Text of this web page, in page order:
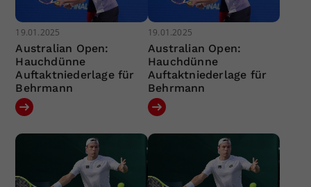
19.01.2025
Australian Open:
Hauchdünne
Auftaktniederlage für
Behrmann
19.01.2025
Australian Open:
Hauchdünne
Auftaktniederlage für
Behrmann